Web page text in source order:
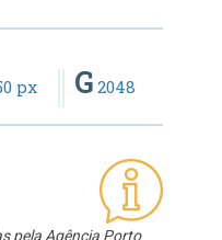
px G 2048
pela Agência Porto